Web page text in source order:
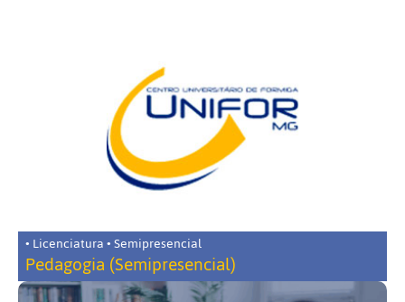
• Licenciatura • Semipresencial
Pedagogia (Semipresencial)